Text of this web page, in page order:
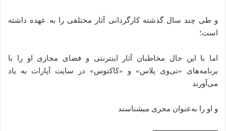
و طی چند سال گذشته کارگردانی آثار مختلفی را به عهده داشته
است؛
اما با این حال مخاطبان آثار اینترنتی و فضای مجازی او را با
برنامه‌‌های «تی‌وی پلاس» و «کاکتوس» در سایت آپارات به یاد
می‌آورند
و او را به‌عنوان مجری میشناسند